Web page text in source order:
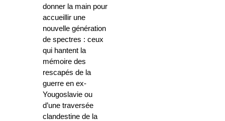
donner la main pour
accueillir une
nouvelle génération
de spectres : ceux
qui hantent la
mémoire des
rescapés de la
guerre en ex-
Yougoslavie ou
d’une traversée
clandestine de la